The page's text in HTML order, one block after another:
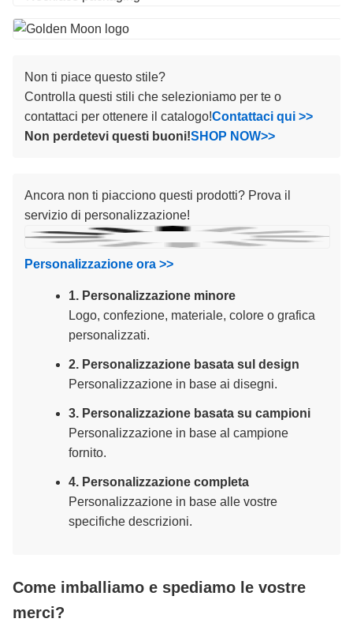
Non ti piace questo stile?
Controlla questi stili che selezioniamo per te o
contattaci per ottenere il catalogo!Contattaci qui >>
Non perdetevi questi buoni!SHOP NOW>>
Ancora non ti piacciono questi prodotti? Prova il
servizio di personalizzazione!
Personalizzazione ora >>
1. Personalizzazione minore
Logo, confezione, materiale, colore o grafica
personalizzati.
2. Personalizzazione basata sul design
Personalizzazione in base ai disegni.
3. Personalizzazione basata su campioni
Personalizzazione in base al campione
fornito.
4. Personalizzazione completa
Personalizzazione in base alle vostre
specifiche descrizioni.
Come imballiamo e spediamo le vostre
merci?